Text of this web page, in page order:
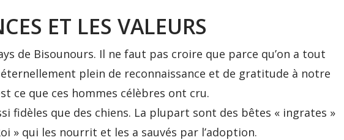
ET LES VALEURS
de Bisounours. Il ne faut pas croire que parce qu’on a tout
plein de reconnaissance et de gratitude à notre
ce que ces hommes célèbres ont cru.
fidèles que des chiens. La plupart sont des bêtes « ingrates »
» qui les nourrit et les a sauvés par l’adoption.